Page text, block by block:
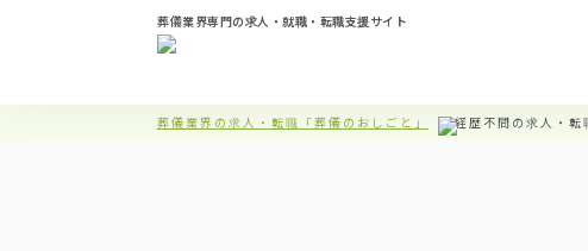
葬儀業界専門の求人・就職・転職支援サイト
葬儀業界の求人・転職「葬儀のおしごと」 経歴不問の求人・転